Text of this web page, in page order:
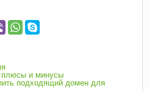
плюсы и минусы
подходящий домен для